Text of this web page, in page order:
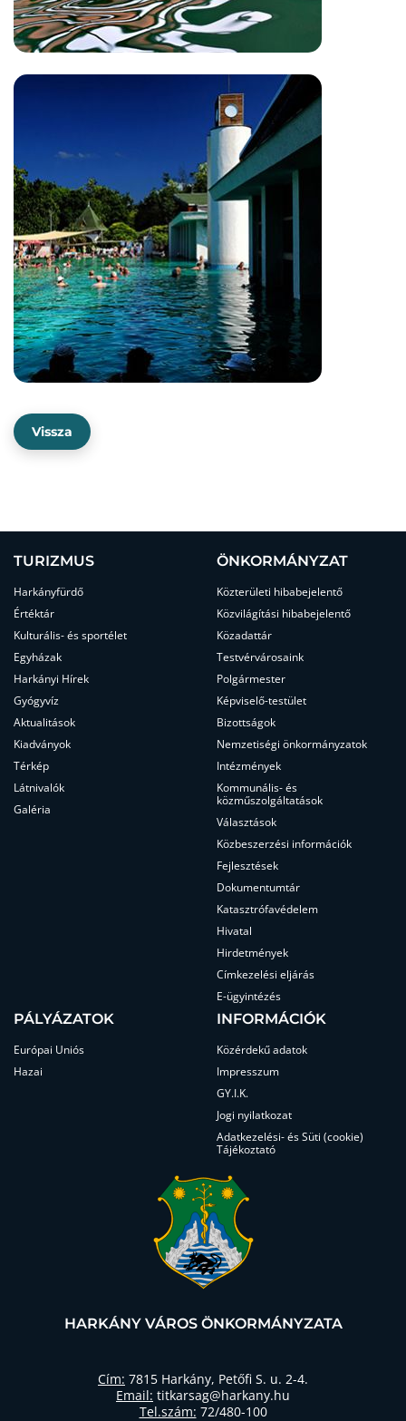
Vissza
TURIZMUS
Harkányfürdő
Értéktár
Kulturális- és sportélet
Egyházak
Harkányi Hírek
Gyógyvíz
Aktualitások
Kiadványok
Térkép
Látnivalók
Galéria
ÖNKORMÁNYZAT
Közterületi hibabejelentő
Közvilágítási hibabejelentő
Közadattár
Testvérvárosaink
Polgármester
Képviselő-testület
Bizottságok
Nemzetiségi önkormányzatok
Intézmények
Kommunális- és
közműszolgáltatások
Választások
Közbeszerzési információk
Fejlesztések
Dokumentumtár
Katasztrófavédelem
Hivatal
Hirdetmények
Címkezelési eljárás
E-ügyintézés
PÁLYÁZATOK
Európai Uniós
Hazai
INFORMÁCIÓK
Közérdekű adatok
Impresszum
GY.I.K.
Jogi nyilatkozat
Adatkezelési- és Süti (cookie)
Tájékoztató
HARKÁNY VÁROS ÖNKORMÁNYZATA
Cím: 7815 Harkány, Petőfi S. u. 2-4.
Email: titkarsag@harkany.hu
Tel.szám: 72/480-100